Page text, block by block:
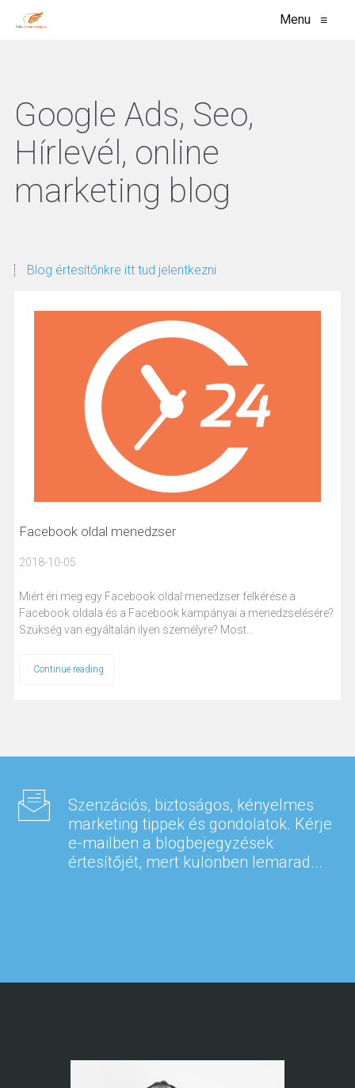
Menu ≡
Google Ads, Seo,
Hírlevél, online
marketing blog
Blog értesítőnkre itt tud jelentkezni
Facebook oldal menedzser
2018-10-05
Miért éri meg egy Facebook oldal menedzser felkérése a
Facebook oldala és a Facebook kampányai a menedzselésére?
Szükség van egyáltalán ilyen személyre? Most…
Continue reading
Szenzációs, biztoságos, kényelmes
marketing tippek és gondolatok. Kérje
e-mailben a blogbejegyzések
értesítőjét, mert különben lemarad...